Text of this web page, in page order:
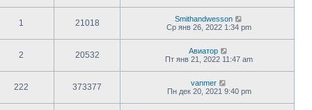
1 21018
Smithandwesson
Ср янв 26, 2022 1:34 pm
2 20532
Авиатор
Пт янв 21, 2022 11:47 am
222 373377
vanmer
Пн дек 20, 2021 9:40 pm